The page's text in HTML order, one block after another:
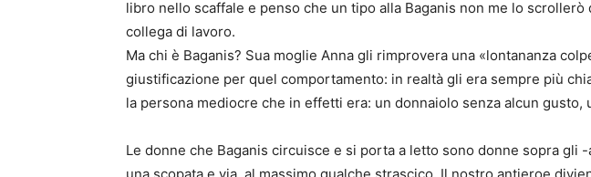
libro nello scaffale e penso che un tipo alla Baganis non me lo
collega di lavoro.
Ma chi è Baganis? Sua moglie Anna gli rimprovera una «lontananza
giustificazione per quel comportamento: in realtà gli era sempre più
la persona mediocre che in effetti era: un donnaiolo senza alcun
Le donne che Baganis circuisce e si porta a letto sono donne sopra